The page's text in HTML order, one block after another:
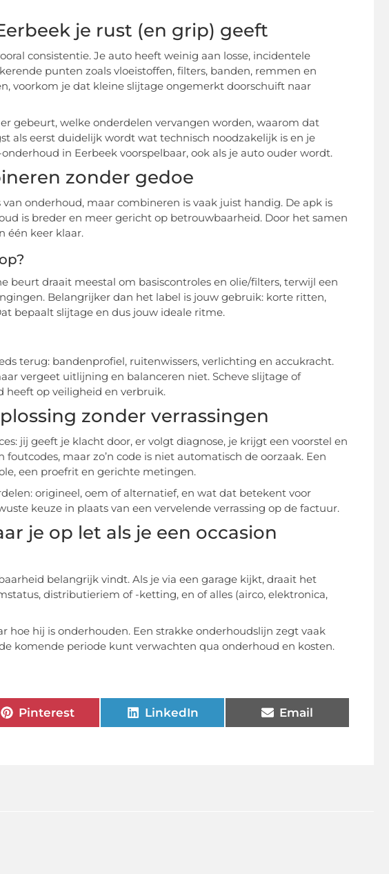
je rust (en grip) geeft
consistentie. Je auto heeft weinig aan losse, incidentele
punten zoals vloeistoffen, filters, banden, remmen en
voorkom je dat kleine slijtage ongemerkt doorschuift naar
gebeurt, welke onderdelen vervangen worden, waarom dat
als eerst duidelijk wordt wat technisch noodzakelijk is en je
in Eerbeek voorspelbaar, ook als je auto ouder wordt.
zonder gedoe
onderhoud, maar combineren is vaak juist handig. De apk is
is breder en meer gericht op betrouwbaarheid. Door het samen
één keer klaar.
beurt draait meestal om basiscontroles en olie/filters, terwijl een
Belangrijker dan het label is jouw gebruik: korte ritten,
bepaalt slijtage en dus jouw ideale ritme.
terug: bandenprofiel, ruitenwissers, verlichting en accukracht.
vergeet uitlijning en balanceren niet. Scheve slijtage of
heeft op veiligheid en verbruik.
zonder verrassingen
jij geeft je klacht door, er volgt diagnose, je krijgt een voorstel en
maar zo’n code is niet automatisch de oorzaak. Een
een proefrit en gerichte metingen.
origineel, oem of alternatief, en wat dat betekent voor
keuze in plaats van een vervelende verrassing op de factuur.
je op let als je een occasion
belangrijk vindt. Als je via een garage kijkt, draait het
distributieriem of -ketting, en of alles (airco, elektronica,
hoe hij is onderhouden. Een strakke onderhoudslijn zegt vaak
komende periode kunt verwachten qua onderhoud en kosten.
Pinterest LinkedIn Email